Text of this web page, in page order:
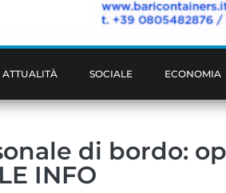
ATTUALITÀ SOCIALE ECONOMIA
di bordo:
INFO